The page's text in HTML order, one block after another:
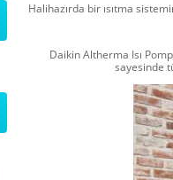
Halihazırda bir ısıtma
Daikin Altherma Isı
sayesinde